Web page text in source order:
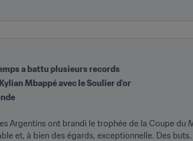
a battu plusieurs records
Mbappé avec le Soulier d'or
Argentins ont brandi le trophée de la Coupe du
et, à bien des égards, exceptionnelle. Des